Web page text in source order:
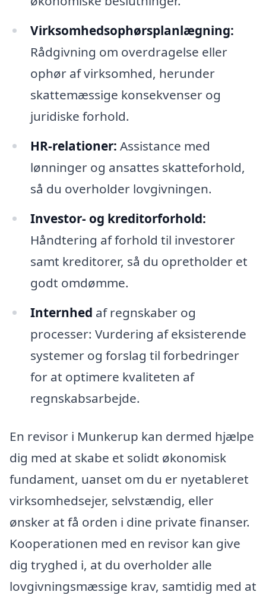
Virksomhedsophørsplanlægning:
Rådgivning om overdragelse eller
ophør af virksomhed, herunder
skattemæssige konsekvenser og
juridiske forhold.
HR-relationer: Assistance med
lønninger og ansattes skatteforhold,
så du overholder lovgivningen.
Investor- og kreditorforhold:
Håndtering af forhold til investorer
samt kreditorer, så du opretholder et
godt omdømme.
Internhed af regnskaber og
processer: Vurdering af eksisterende
systemer og forslag til forbedringer
for at optimere kvaliteten af
regnskabsarbejde.
En revisor i Munkerup kan dermed hjælpe
dig med at skabe et solidt økonomisk
fundament, uanset om du er nyetableret
virksomhedsejer, selvstændig, eller
ønsker at få orden i dine private finanser.
Kooperationen med en revisor kan give
dig tryghed i, at du overholder alle
lovgivningsmæssige krav, samtidig med at